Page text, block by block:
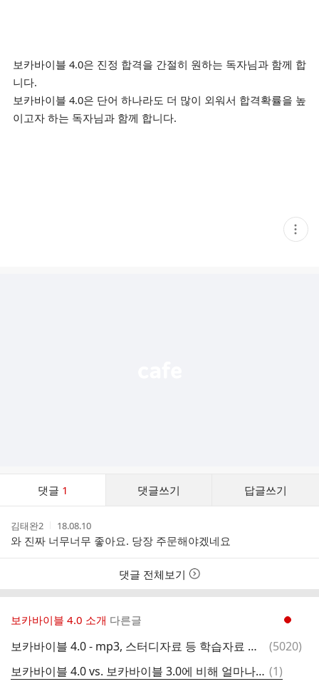
보카바이블 4.0은 진정 합격을 간절히 원하는 독자님과 함께 합
니다.
보카바이블 4.0은 단어 하나라도 더 많이 외워서 합격확률을 높
이고자 하는 독자님과 함께 합니다.
현
재
댓글 1 댓글쓰기 답글쓰기
스
작
성
자
김태완2
작
성
시
간
18.08.10
와 진짜 너무너무 좋아요. 당장 주문해야겠네요
댓글 전체보기
보카바이블 4.0 소개 다른글
보카바이블 4.0 - mp3, 스터디자료 등 학습자료 모음 (업데이트)
댓
글
(5020)
보카바이블 4.0 vs. 보카바이블 3.0에 비해 얼마나 달라졌나? 댓
(1)